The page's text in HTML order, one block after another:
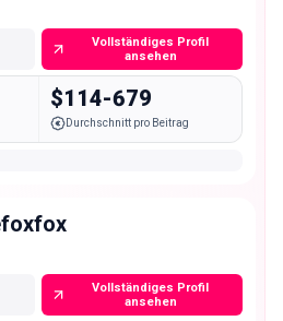
Vollständiges Profil
ansehen
$114-679
Durchschnitt pro Beitrag
Vollständiges Profil
ansehen